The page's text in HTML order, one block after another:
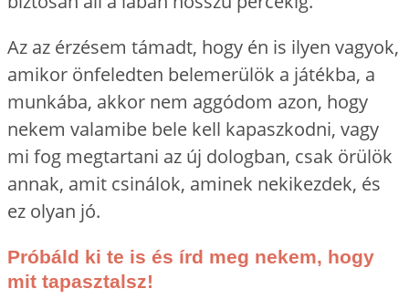
Az az érzésem támadt, hogy én is ilyen vagyok,
amikor önfeledten belemerülök a játékba, a
munkába, akkor nem aggódom azon, hogy
nekem valamibe bele kell kapaszkodni, vagy
mi fog megtartani az új dologban, csak örülök
annak, amit csinálok, aminek nekikezdek, és
ez olyan jó.
Próbáld ki te is és írd meg nekem, hogy
mit tapasztalsz!